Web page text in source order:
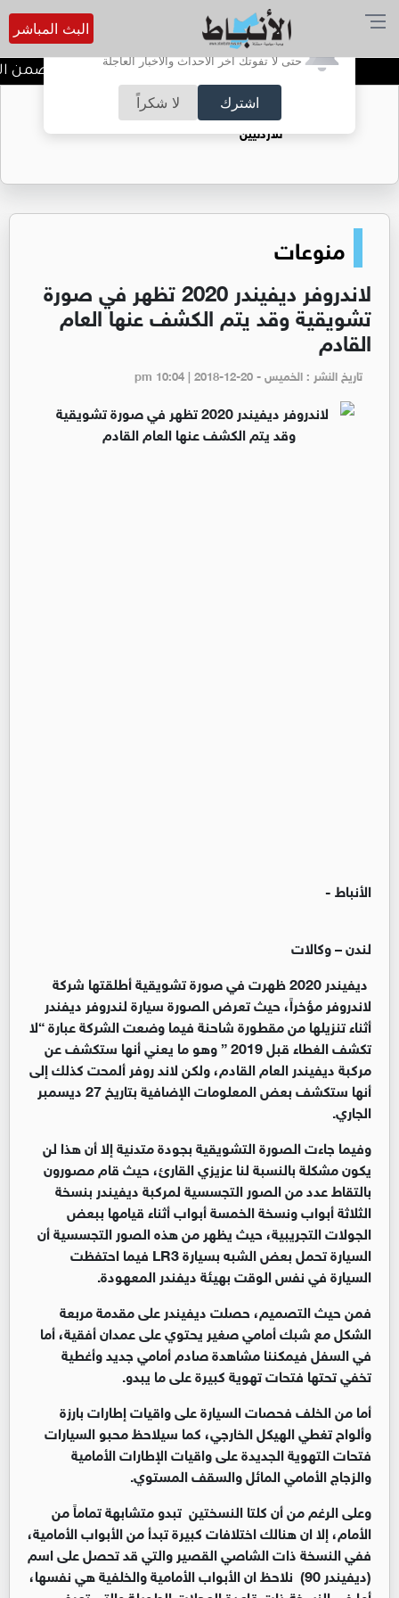
أترغب في تفعيل الإشعارات؟
حتى لا تفوتك آخر الأحداث والأخبار العاجلة
اشترك لا شكراً
البث المباشر
ندوة تعاين التراث الأردني ضمن
حقل الريشة حين يتحول الغاز إلى فرص عمل
للأردنيين
منوعات
لاندروفر ديفيندر 2020 تظهر في صورة
تشويقية وقد يتم الكشف عنها العام
القادم
تاريخ النشر : الخميس - pm 10:04 | 2018-12-20
الأنباط -
لندن – وكالات
ديفيندر 2020 ظهرت في صورة تشويقية أطلقتها شركة
لاندروفر مؤخراً، حيث تعرض الصورة سيارة لندروفر ديفندر
أثناء تنزيلها من مقطورة شاحنة فيما وضعت الشركة عبارة “لا
تكشف الغطاء قبل 2019 ” وهو ما يعني أنها ستكشف عن
مركبة ديفيندر العام القادم، ولكن لاند روفر ألمحت كذلك إلى
أنها ستكشف بعض المعلومات الإضافية بتاريخ 27 ديسمبر
الجاري.
وفيما جاءت الصورة التشويقية بجودة متدنية إلا أن هذا لن
يكون مشكلة بالنسبة لنا عزيزي القارئ، حيث قام مصورون
بالتقاط عدد من الصور التجسسية لمركبة ديفيندر بنسخة
الثلاثة أبواب ونسخة الخمسة أبواب أثناء قيامها ببعض
الجولات التجريبية، حيث يظهر من هذه الصور التجسسية أن
السيارة تحمل بعض الشبه بسيارة LR3 فيما احتفظت
السيارة في نفس الوقت بهيئة ديفندر المعهودة.
فمن حيث التصميم، حصلت ديفيندر على مقدمة مربعة
الشكل مع شبك أمامي صغير يحتوي على عمدان أفقية، أما
في السفل فيمكننا مشاهدة صادم أمامي جديد وأغطية
تخفي تحتها فتحات تهوية كبيرة على ما يبدو.
أما من الخلف فحصات السيارة على واقيات إطارات بارزة
وألواح تغطي الهيكل الخارجي، كما سيلاحظ محبو السيارات
فتحات التهوية الجديدة على واقيات الإطارات الأمامية
والزجاج الأمامي المائل والسقف المستوي.
وعلى الرغم من أن كلتا النسختين تبدو متشابهة تماماً من
الأمام، إلا ان هنالك اختلافات كبيرة تبدأ من الأبواب الأمامية،
ففي النسخة ذات الشاصي القصير والتي قد تحصل على اسم
(ديفيندر 90) نلاحظ ان الأبواب الأمامية والخلفية هي نفسها،